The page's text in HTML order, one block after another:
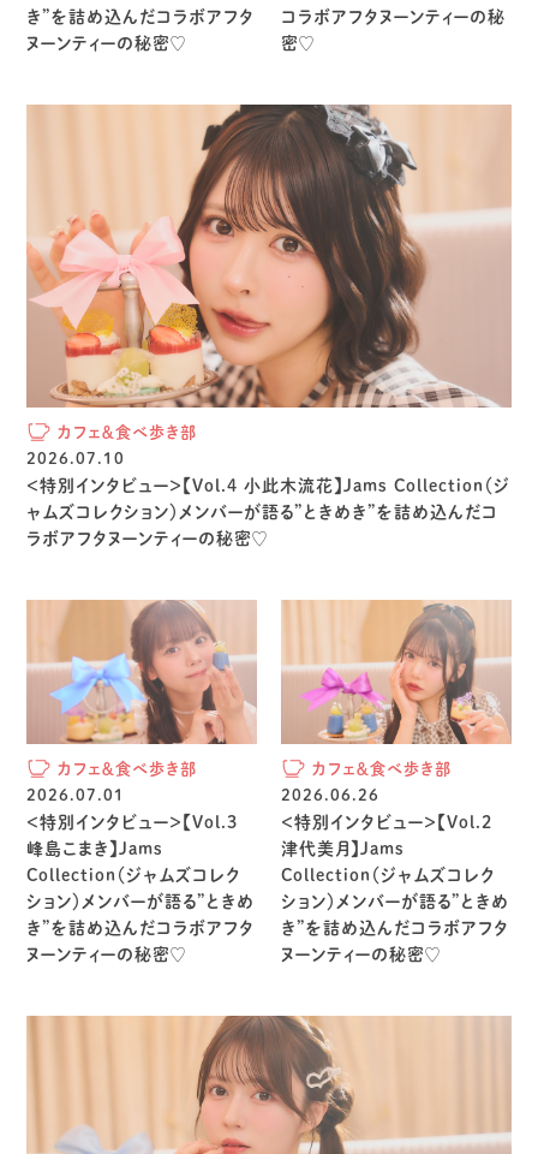
き”を詰め込んだコラボアフタ
ヌーンティーの秘密♡
コラボアフタヌーンティーの秘
密♡
カフェ＆食べ歩き部
2026.07.10
＜特別インタビュー＞【Vol.4 小此木流花】Jams Collection（ジ
ャムズコレクション）メンバーが語る”ときめき”を詰め込んだコ
ラボアフタヌーンティーの秘密♡
カフェ＆食べ歩き部
2026.07.01
＜特別インタビュー＞【Vol.3
峰島こまき】Jams
Collection（ジャムズコレク
ション）メンバーが語る”ときめ
き”を詰め込んだコラボアフタ
ヌーンティーの秘密♡
カフェ＆食べ歩き部
2026.06.26
＜特別インタビュー＞【Vol.2
津代美月】Jams
Collection（ジャムズコレク
ション）メンバーが語る”ときめ
き”を詰め込んだコラボアフタ
ヌーンティーの秘密♡